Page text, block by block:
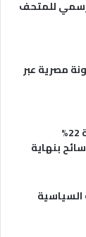
للمتحف
مصرية عبر
زيادة السياحة في مصر بنسبة 22%
18 مليون سائح بنهاية
السياسية